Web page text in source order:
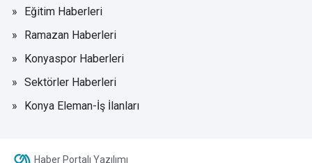
Eğitim Haberleri
Ramazan Haberleri
Konyaspor Haberleri
Sektörler Haberleri
Konya Eleman-İş İlanları
Haber Portalı Yazılımı